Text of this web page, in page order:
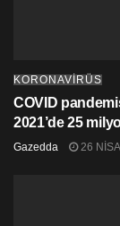
KORONAVİRÜS
COVID
2021’de 25
Gazedda 26